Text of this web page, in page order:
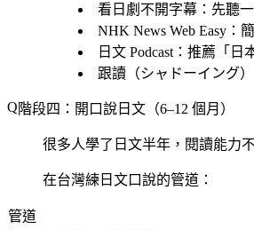
看日劇不開字幕 ：先聽
NHK News Web Easy ：
日文 Podcast ：推薦「日
跟讀（シャドーイング）
階段四：開口說日文（6–12 個月）
很多人學了日文半年，閱讀能力
在台灣練日文口說的管道：
管道